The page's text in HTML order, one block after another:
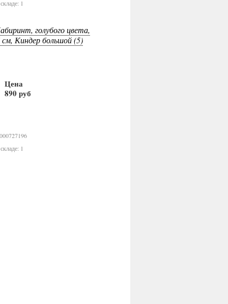
1
голубого цвета,
см, Киндер большой (5)
Цена
890 руб
1